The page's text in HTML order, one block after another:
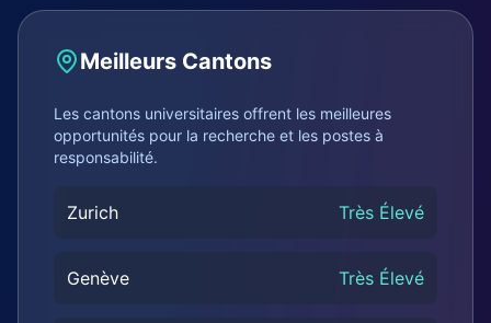
Meilleurs Cantons
Les cantons universitaires offrent les meilleures
opportunités pour la recherche et les postes à
responsabilité.
Zurich Très Élevé
Genève Très Élevé